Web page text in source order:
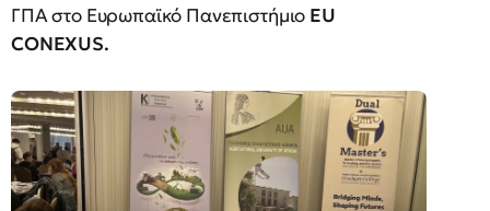
ΓΠΑ στο Ευρωπαϊκό Πανεπιστήμιο EU
CONEXUS.